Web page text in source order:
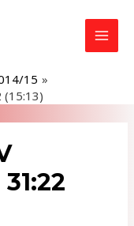
15
(15:13)